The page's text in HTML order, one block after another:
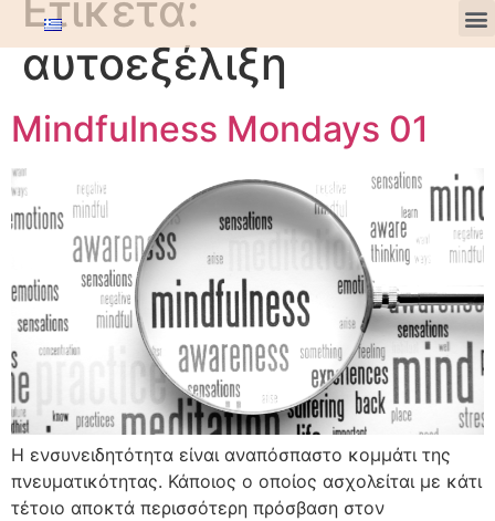
αυτοεξέλιξη
Mindfulness Mondays 01
Η ενσυνειδητότητα είναι αναπόσπαστο κομμάτι της
πνευματικότητας. Κάποιος ο οποίος ασχολείται με κάτι
τέτοιο αποκτά περισσότερη πρόσβαση στον